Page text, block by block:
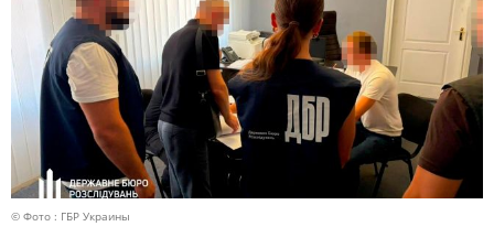
© Фото : ГБР Украины